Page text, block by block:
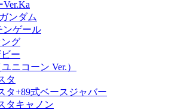
ンダム
ンゲール
グ
ー
ニコーン Ver.）
タ
タ+89式ベースジャバー
タキャノン